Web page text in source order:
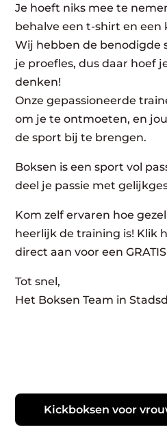
Je hoeft niks mee te
behalve een t-shirt en een
Wij hebben de benodigde
je proefles, dus daar hoef
denken!
Onze gepassioneerde
om je te ontmoeten, en
de sport bij te brengen.
Boksen is een sport vol
deel je passie met
Kom zelf ervaren hoe
heerlijk de training is! Klik
direct aan voor een
Tot snel,
Het Boksen Team in
Kickboksen voor